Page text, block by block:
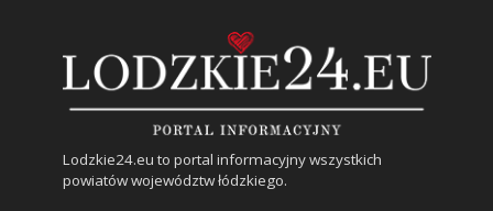
Lodzkie24.eu to portal informacyjny wszystkich
powiatów województw łódzkiego.